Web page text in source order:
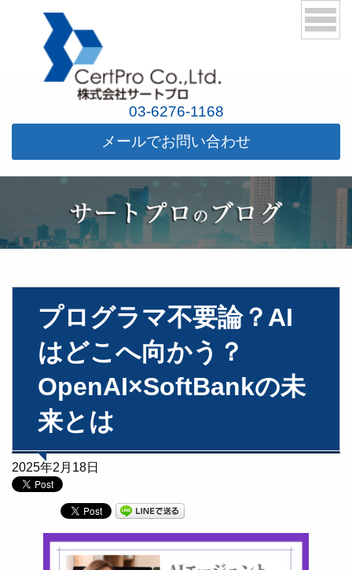
03-6276-1168
メールでお問い合わせ
プログラマ不要論？AI
はどこへ向かう？
OpenAI×SoftBankの未
来とは
2025年2月18日